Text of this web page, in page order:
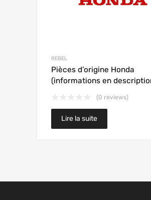
REBEL
Pièces d’origine Honda
(informations en
(0 reviews)
Lire la suite